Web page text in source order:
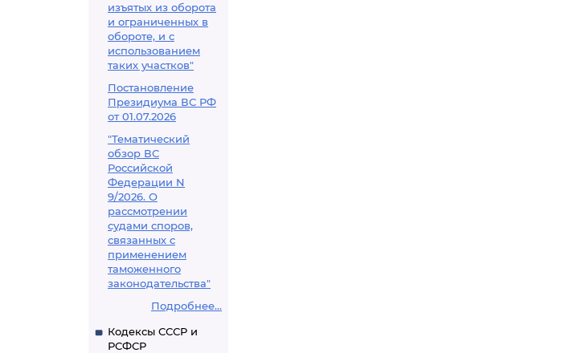
изъятых из оборота
и ограниченных в
обороте, и с
использованием
таких участков"
Постановление
Президиума ВС РФ
от 01.07.2026
"Тематический
обзор ВС
Российской
Федерации N
9/2026. О
рассмотрении
судами споров,
связанных с
применением
таможенного
законодательства"
Подробнее...
Кодексы СССР и
РСФСР